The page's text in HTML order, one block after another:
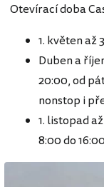
Otevírací doba
1. květen až
Duben a
20:00, od
nonstop i
1. listopad
8:00 do 16:00